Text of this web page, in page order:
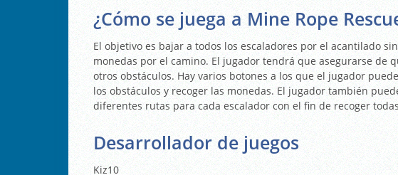
¿Cómo se juega a Mine Rope
El objetivo es bajar a todos los escaladores por el acantilado
monedas por el camino. El jugador tendrá que asegurarse de
otros obstáculos. Hay varios botones a los que el jugador
los obstáculos y recoger las monedas. El jugador también
diferentes rutas para cada escalador con el fin de recoger
Desarrollador de juegos
Kiz10